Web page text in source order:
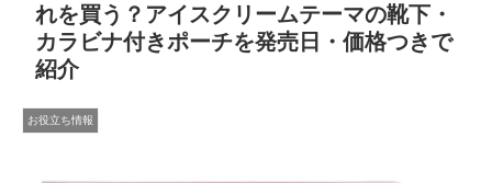
れを買う？アイスクリームテーマの靴下・
カラビナ付きポーチを発売日・価格つきで
紹介
お役立ち情報